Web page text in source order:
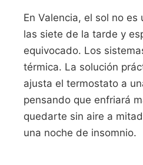
En Valencia, el sol no
las siete de la tarde y
equivocado. Los
térmica. La solución
ajusta el termostato a
pensando que enfriará
quedarte sin aire a
una noche de insomnio.